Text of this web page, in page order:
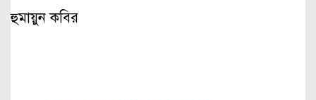
হুমায়ুন কবির